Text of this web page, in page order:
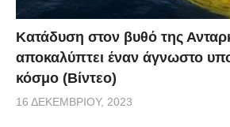
Κατάδυση στον βυθό της
αποκαλύπτει έναν άγνωστο
κόσμο (Βίντεο)
16 ΔΕΚΕΜΒΡΊΟΥ, 2023